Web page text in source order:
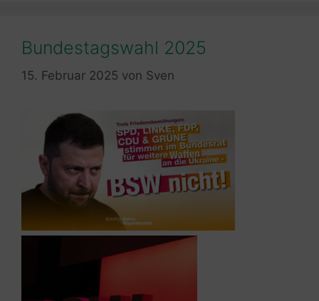
Bundestagswahl 2025
15. Februar 2025 von Sven